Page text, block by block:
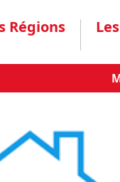
Régions